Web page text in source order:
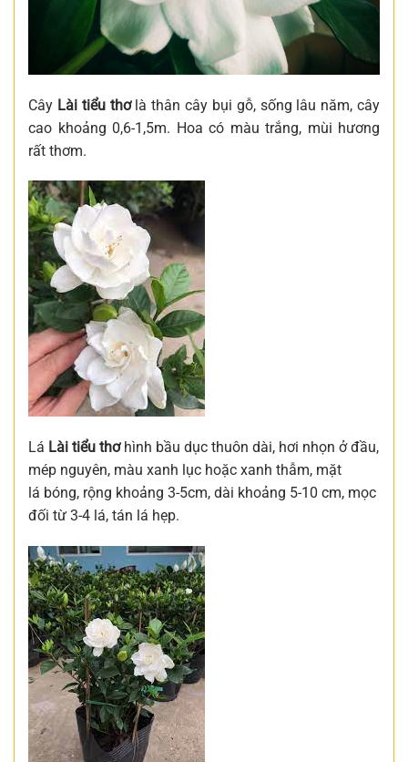
Cây Lài tiểu thơlà thân cây bụi gỗ, sống lâu năm, cây
cao khoảng 0,6-1,5m. Hoa có màu trắng, mùi hương
rất thơm.
Lá Lài tiểu thơhình bầu dục thuôn dài, hơi nhọn ở đầu,
mép nguyên, màu xanh lục hoặc xanh thẫm, mặt
lá bóng, rộng khoảng 3-5cm, dài khoảng 5-10 cm, mọc
đối từ 3-4 lá, tán lá hẹp.